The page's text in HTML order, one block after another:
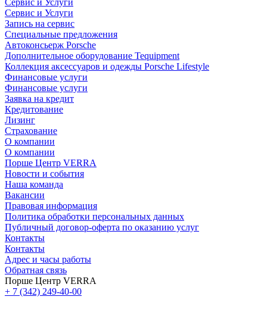
Сервис и Услуги
Сервис и Услуги
Запись на сервис
Специальные предложения
Автоконсьерж Porsche
Дополнительное оборудование Tequipment
Коллекция аксессуаров и одежды Porsche Lifestyle
Финансовые услуги
Финансовые услуги
Заявка на кредит
Кредитование
Лизинг
Страхование
О компании
О компании
Порше Центр VERRA
Новости и события
Наша команда
Вакансии
Правовая информация
Политика обработки персональных данных
Публичный договор-оферта по оказанию услуг
Контакты
Контакты
Адрес и часы работы
Обратная связь
Порше Центр VERRA
+ 7 (342) 249-40-00